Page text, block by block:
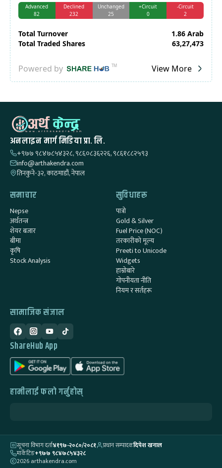
अनलाइन मार्ग मिडिया प्रा. लि.
+९७७ ९८४७८५४३२८, ९८६०८३६२२६, ९८६१८८२५९३
info@arthakendra.com
तिनकुने-३२, काठमाडौं, नेपाल
समाचार
Nepse
अर्थतन्त्र
शेयर बजार
बीमा
कृषि
Stock Analysis
सुविधाहरू
पात्रो
Gold & Silver
Fuel Price (NOC)
तरकारीको मूल्य
Preeti to Unicode
Widgets
हाम्रोबारे
गोपनीयता नीति
नियम र सर्तहरू
सामाजिक संजाल
ShareHub App
हामीलाई फलो गर्नुहोस्
सूचना विभाग दर्ता४१९७-२०८०/२०८१ प्रधान सम्पादकदिपेश खनाल
मार्केटिङ+९७७ ९८४७८५४३२८
2026 arthakendra.com